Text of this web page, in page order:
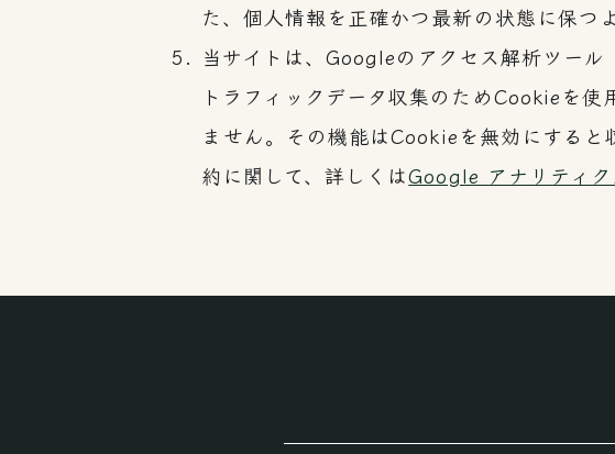
た、個人情報を正確かつ最新の状態に保つ
当サイトは、Googleのアクセス解析ツー
トラフィックデータ収集のためCookieを
ません。その機能はCookieを無効にする
約に関して、詳しくはGoogle アナリティ